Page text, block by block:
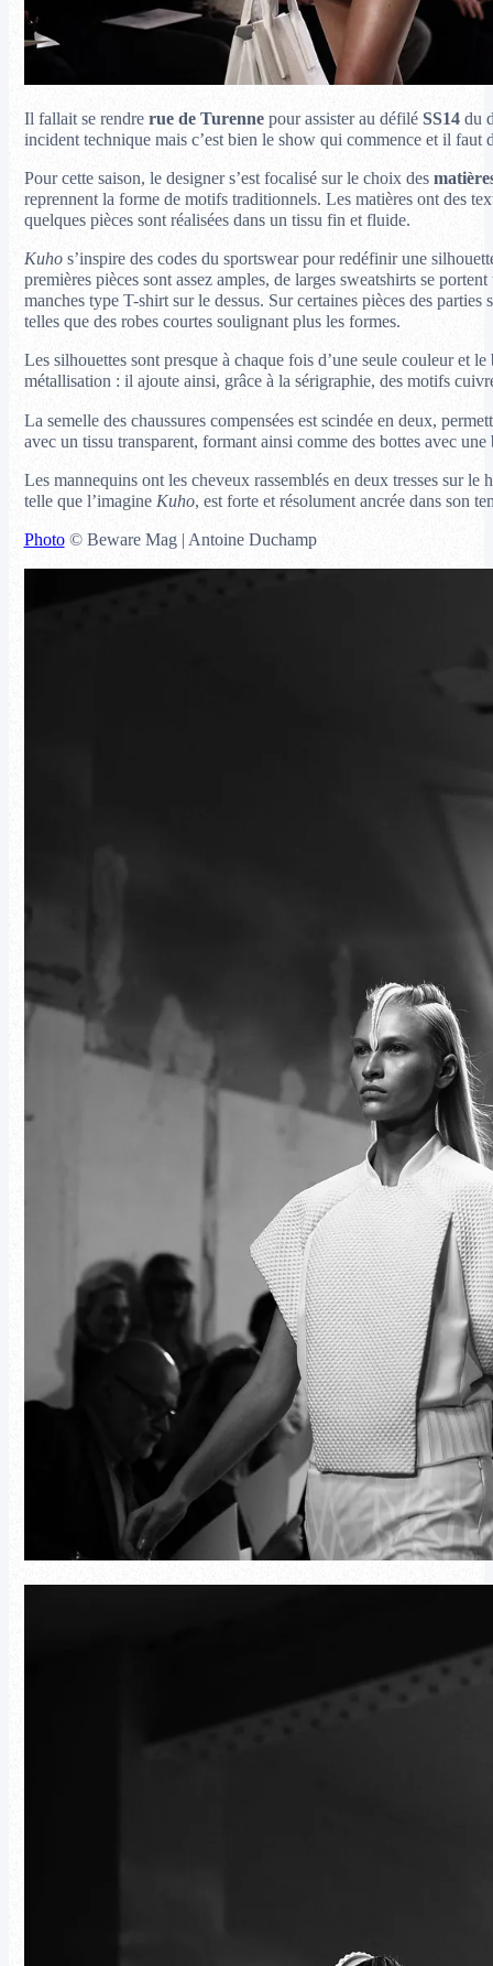
Il fallait se rendrerue de Turennepour assister au défilé SS14du
incident technique mais c’est bien le show qui commence et il
Pour cette saison, le designer s’est focalisé sur le choix des
reprennent la forme de motifs traditionnels. Les matières ont des
quelques pièces sont réalisées dans un tissu fin et fluide.
Kuhos’inspire des codes du sportswear pour redéfinir une
premières pièces sont assez amples, de larges sweatshirts se
manches type T-shirt sur le dessus. Sur certaines pièces des
telles que des robes courtes soulignant plus les formes.
Les silhouettes sont presque à chaque fois d’une seule couleur et
métallisation : il ajoute ainsi, grâce à la sérigraphie, des motifs
La semelle des chaussures compensées est scindée en deux,
avec un tissu transparent, formant ainsi comme des bottes avec une
Les mannequins ont les cheveux rassemblés en deux tresses sur
telle que l’imagine Kuho, est forte et résolument ancrée dans son
Photo© Beware Mag | Antoine Duchamp